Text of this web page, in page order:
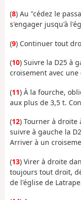
(8) Au "cédez le
s'engager jusqu'à
(9) Continuer tout
(10) Suivre la D25 à
croisement avec une
(11) À la fourche,
aux plus de 3,5 t.
(12) Tourner à droite
suivre à gauche la
Arriver à un
(13) Virer à droite
toujours tout droit,
de l'église de